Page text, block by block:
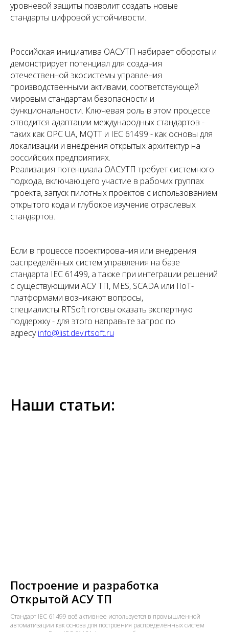
уровневой защиты позволит создать новые
стандарты цифровой устойчивости.
Российская инициатива ОАСУТП набирает обороты и
демонстрирует потенциал для создания
отечественной экосистемы управления
производственными активами, соответствующей
мировым стандартам безопасности и
функциональности. Ключевая роль в этом процессе
отводится адаптации международных стандартов -
таких как OPC UA, MQTT и IEC 61499 - как основы для
локализации и внедрения открытых архитектур на
российских предприятиях.
Реализация потенциала ОАСУТП требует системного
подхода, включающего участие в рабочих группах
проекта, запуск пилотных проектов с использованием
открытого кода и глубокое изучение отраслевых
стандартов.
Если в процессе проектирования или внедрения
распределённых систем управления на базе
стандарта IEC 61499, а также при интеграции решений
с существующими АСУ ТП, MES, SCADA или IIoT-
платформами возникают вопросы,
специалисты RTSoft готовы оказать экспертную
поддержку - для этого направьте запрос по
адресуinfo@list.dev.rtsoft.ru
Наши статьи:
Построение и разработка
Открытой АСУ ТП
Стандарт IEC 61499 всё активнее используется в промышленной
автоматизации как основа для построения распределённых систем